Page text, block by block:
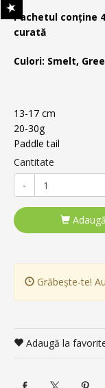
Pachetul conține
curată
Culori: Smelt,
13-17 cm
20-30g
Paddle tail
Cantitate
-
Grăbește-te!
Adaugă la